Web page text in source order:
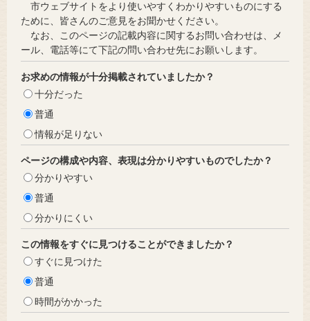
市ウェブサイトをより使いやすくわかりやすいものにする
ために、皆さんのご意見をお聞かせください。
なお、このページの記載内容に関するお問い合わせは、メ
ール、電話等にて下記の問い合わせ先にお願いします。
お求めの情報が十分掲載されていましたか？
十分だった
普通
情報が足りない
ページの構成や内容、表現は分かりやすいものでしたか？
分かりやすい
普通
分かりにくい
この情報をすぐに見つけることができましたか？
すぐに見つけた
普通
時間がかかった